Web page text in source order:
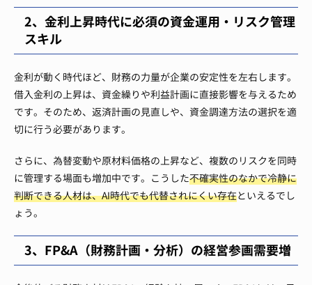
2、金利上昇時代に必須の資金運用・リスク管理
スキル
​金利が動く時代ほど、財務の力量が企業の安定性を左右します。
借入金利の上昇は、資金繰りや利益計画に直接影響を与えるため
です。そのため、返済計画の見直しや、資金調達方法の選択を適
切に行う必要があります。
さらに、為替変動や原材料価格の上昇など、複数のリスクを同時
に管理する場面も増加中です。こうした不確実性のなかで冷静に
判断できる人材は、AI時代でも代替されにくい存在といえるでし
ょう。
3、FP&A（財務計画・分析）の経営参画需要増